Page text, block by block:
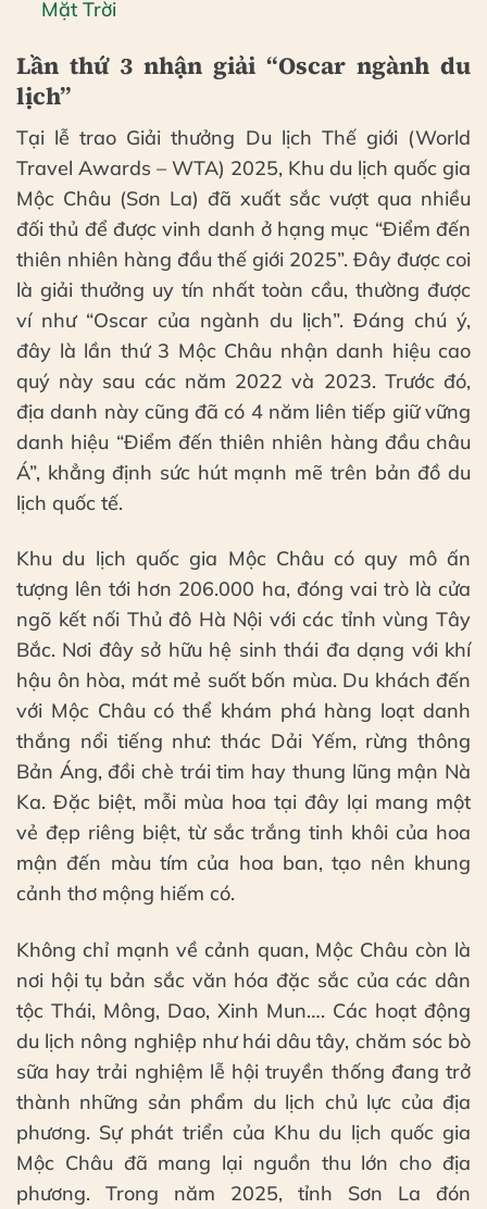
Mặt Trời
Lần thứ 3 nhận giải “Oscar ngành du
lịch”
Tại lễ trao Giải thưởng Du lịch Thế giới (World
Travel Awards – WTA) 2025, Khu du lịch quốc gia
Mộc Châu (Sơn La) đã xuất sắc vượt qua nhiều
đối thủ để được vinh danh ở hạng mục “Điểm đến
thiên nhiên hàng đầu thế giới 2025”. Đây được coi
là giải thưởng uy tín nhất toàn cầu, thường được
ví như “Oscar của ngành du lịch”. Đáng chú ý,
đây là lần thứ 3 Mộc Châu nhận danh hiệu cao
quý này sau các năm 2022 và 2023. Trước đó,
địa danh này cũng đã có 4 năm liên tiếp giữ vững
danh hiệu “Điểm đến thiên nhiên hàng đầu châu
Á”, khẳng định sức hút mạnh mẽ trên bản đồ du
lịch quốc tế.
Khu du lịch quốc gia Mộc Châu có quy mô ấn
tượng lên tới hơn 206.000 ha, đóng vai trò là cửa
ngõ kết nối Thủ đô Hà Nội với các tỉnh vùng Tây
Bắc. Nơi đây sở hữu hệ sinh thái đa dạng với khí
hậu ôn hòa, mát mẻ suốt bốn mùa. Du khách đến
với Mộc Châu có thể khám phá hàng loạt danh
thắng nổi tiếng như: thác Dải Yếm, rừng thông
Bản Áng, đồi chè trái tim hay thung lũng mận Nà
Ka. Đặc biệt, mỗi mùa hoa tại đây lại mang một
vẻ đẹp riêng biệt, từ sắc trắng tinh khôi của hoa
mận đến màu tím của hoa ban, tạo nên khung
cảnh thơ mộng hiếm có.
Không chỉ mạnh về cảnh quan, Mộc Châu còn là
nơi hội tụ bản sắc văn hóa đặc sắc của các dân
tộc Thái, Mông, Dao, Xinh Mun…. Các hoạt động
du lịch nông nghiệp như hái dâu tây, chăm sóc bò
sữa hay trải nghiệm lễ hội truyền thống đang trở
thành những sản phẩm du lịch chủ lực của địa
phương. Sự phát triển của Khu du lịch quốc gia
Mộc Châu đã mang lại nguồn thu lớn cho địa
phương. Trong năm 2025, tỉnh Sơn La đón